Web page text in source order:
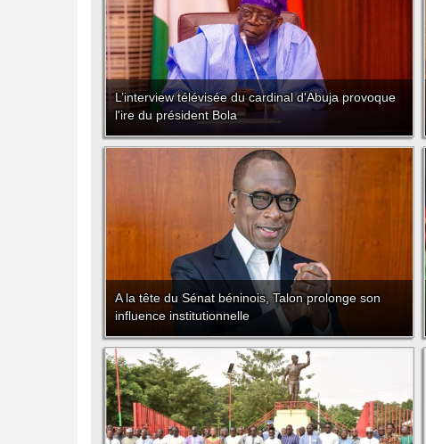
L’interview télévisée du cardinal d'Abuja provoque
l'ire du président Bola
A la tête du Sénat béninois, Talon prolonge son
influence institutionnelle